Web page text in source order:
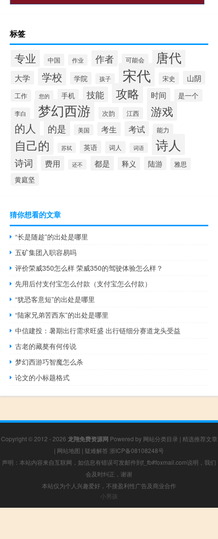
标签
专业 中国 作业 作者 可能会 唐代
大学 学校 学院 孩子 宋代 宋史 山阴
工作 您的 手机 技能 攻略 时间 是一个
李白 梦幻西游 次韵 江西 游戏
的人 的是 美国 考生 考试 能力
自己的 苏轼 英语 词人 词语 诗人
诗词 费用 还不 都是 释义 陆游 雅思
黄庭坚
猜你想看的文章
“长是随趁”的出处是哪里
五矿集团入职容易吗
评价荣威350怎么样 荣威350的驾驶体验怎么样？
先用后付支付宝怎么付款（支付宝怎么付款）
“犹恐客意短”的出处是哪里
“陆家兄弟苦西东”的出处是哪里
中信建投：暑期出行需求旺盛 出行链细分赛道龙头受益
古老的藏獒有何传说
梦幻西游巧智魔怎么杀
论文的小标题格式
Copyright © 2012 - 2026 龙翔免费资源网 Powered by 网站分类目录 | 精选推荐文章
| 网站地图 | 疑难解答 浙ICP备08108248号
声明：本站内容来自互联网，如信息有错误可发邮件到f_fb#foxmail.com说明，我们
会及时纠正，谢谢
本站仅为个人兴趣爱好，不接盈利性广告及商业合作
小男孩